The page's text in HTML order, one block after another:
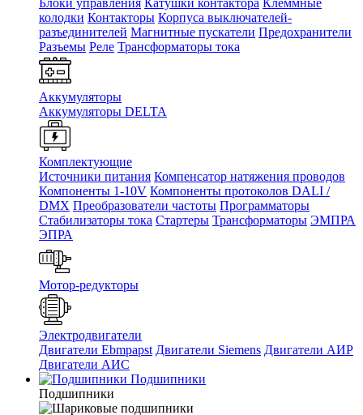
Блоки управления Катушки контактора Клеммные
колодки Контакторы Корпуса выключателей-
разъединителей Магнитные пускатели Предохранители
Разъемы Реле Трансформаторы тока
Аккумуляторы
Аккумуляторы DELTA
Комплектующие
Источники питания Компенсатор натяжения проводов
Компоненты 1-10V Компоненты протоколов DALI /
DMX Преобразователи частоты Программаторы
Стабилизаторы тока Стартеры Трансформаторы ЭМПРА
ЭПРА
Мотор-редукторы
Электродвигатели
Двигатели Ebmpapst Двигатели Siemens Двигатели АИР
Двигатели АИС
Подшипники
Подшипники